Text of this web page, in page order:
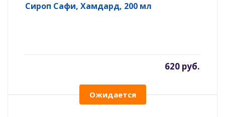
Сироп Сафи, Хамдард, 200 мл
620 руб.
Ожидается